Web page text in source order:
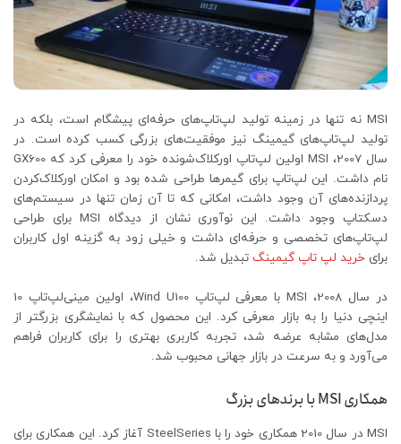
MSI نه تنها در زمینه تولید لپ‌تاپ‌های حرفه‌ای پیشگام است، بلکه در
تولید لپ‌تاپ‌های گیمینگ نیز موفقیت‌های بزرگی کسب کرده است. در
سال 2007، MSI اولین لپ‌تاپ اورکلاک‌شونده خود را معرفی کرد که GX600
نام داشت. این لپ‌تاپ برای گیمرها طراحی شده بود و امکان اورکلاک‌کردن
پردازنده‌های آن وجود داشت، امکانی که تا آن زمان تنها در سیستم‌های
دسکتاپ وجود داشت. این نوآوری نشان از دیدگاه MSI برای طراحی
لپ‌تاپ‌های تخصصی و حرفه‌ای داشت و خیلی زود به گزینه اول کاربران
برای خرید لپ تاپ گیمینگ تبدیل شد.
در سال 2008، MSI با معرفی لپ‌تاپ Wind U100، اولین مینی‌لپ‌تاپ 10
اینچی دنیا را به بازار معرفی کرد. این محصول که با نمایشگری بزرگتر از
مدل‌های مشابه عرضه شد، تجربه کاربری بهتری را برای کاربران فراهم
می‌آورد و به سرعت در بازار جهانی محبوب شد.
همکاری MSI با برندهای بزرگ
MSI در سال 2010 همکاری خود را با SteelSeries آغاز کرد. این همکاری برای